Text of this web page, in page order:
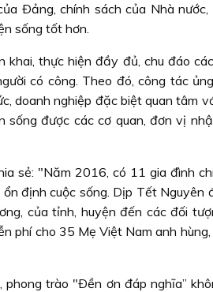
Ðảng, chính sách của Nhà nước,
sống tốt hơn.
khai, thực hiện đầy đủ, chu đáo
có công. Theo đó, công tác
doanh nghiệp đặc biệt quan tâm
được các cơ quan, đơn vị
sẻ: "Năm 2016, có 11 gia đình
định cuộc sống. Dịp Tết Nguyên
của tỉnh, huyện đến các đối
phí cho 35 Mẹ Việt Nam anh hùng,
trào "Ðền ơn đáp nghĩa”